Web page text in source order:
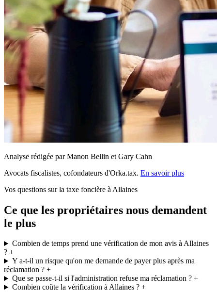
Analyse rédigée par Manon Bellin et Gary Cahn
Avocats fiscalistes, cofondateurs d'Orka.tax. En savoir plus
Vos questions sur la taxe foncière à Allaines
Ce que les propriétaires nous demandent
le plus
Combien de temps prend une vérification de mon avis à Allaines
? +
Y a-t-il un risque qu'on me demande de payer plus après ma
réclamation ? +
Que se passe-t-il si l'administration refuse ma réclamation ?+
Combien coûte la vérification à Allaines ?+